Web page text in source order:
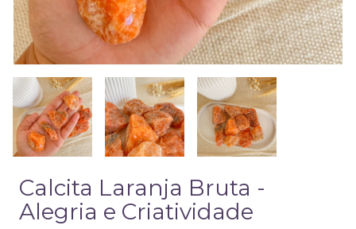
Calcita Laranja Bruta -
Alegria e Criatividade